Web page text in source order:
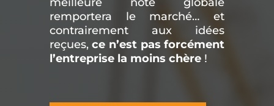
remportera le marché… et
contrairement aux idées
reçues,ce n’est pas forcément
l’entreprise la moins chère!